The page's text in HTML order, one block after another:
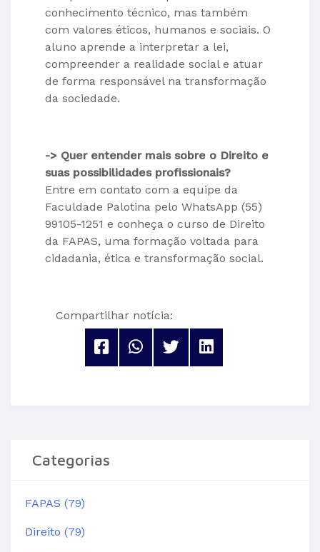
conhecimento técnico, mas também
com valores éticos, humanos e sociais. O
aluno aprende a interpretar a lei,
compreender a realidade social e atuar
de forma responsável na transformação
da sociedade.
-> Quer entender mais sobre o Direito e
suas possibilidades profissionais?
Entre em contato com a equipe da
Faculdade Palotina pelo WhatsApp (55)
99105-1251 e conheça o curso de Direito
da FAPAS, uma formação voltada para
cidadania, ética e transformação social.
Compartilhar notícia:
Categorias
FAPAS (79)
Direito (79)